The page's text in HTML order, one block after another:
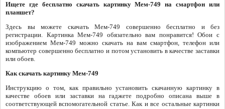
Ищете где бесплатно скачать картинку Мем-749 на смартфон или
планшет?
Здесь вы можете скачать Мем-749 совершенно бесплатно и без
регистрации. Картинка Мем-749 обязательно вам понравится! Обои с
изображением Мем-749 можно скачать на вам смартфон, телефон или
компьютер совершенно бесплатно и потом установить в качестве заставки
или обоев.
Как скачать картинку Мем-749
Инструкцию о том, как правильно установить скачанную картинку в
качестве обоев или заставки на гаджете подробно описана выше в
соответствующей вспомогательной статье. Как и все остальные картинки